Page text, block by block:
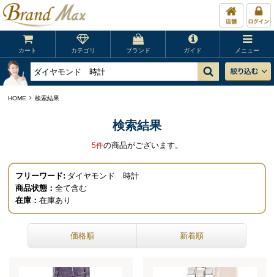
カート カテゴリ ブランド ガイド メニュー
HOME 検索結果
検索結果
5件の商品がございます。
フリーワード: ダイヤモンド 時計
商品状態：全て含む
在庫：在庫あり
価格順 新着順